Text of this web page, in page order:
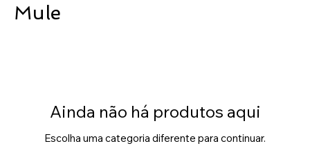
Mule
Ainda não há produtos aqui
Escolha uma categoria diferente para continuar.